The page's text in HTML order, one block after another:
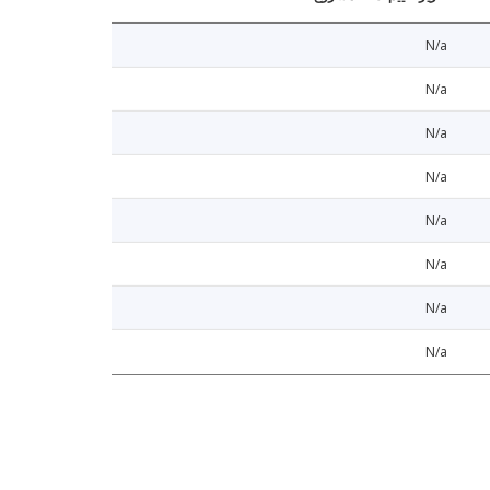
N/a
N/a
N/a
N/a
N/a
N/a
N/a
N/a